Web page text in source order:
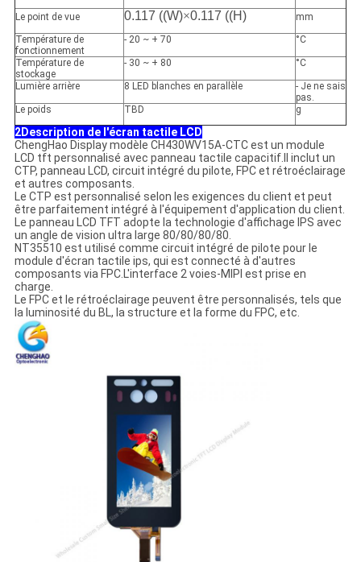
Le point de vue 0.117 ((W)×0.117 ((H)
mm
Température de
fonctionnement
- 20 ~ + 70 °C
Température de
stockage
- 30 ~ + 80 °C
Lumière arrière 8 LED blanches en parallèle
- Je ne sais
pas.
Le poids
TBD g
2Description de l'écran tactile LCD
ChengHao Display modèle CH430WV15A-CTC est un module
LCD tft personnalisé avec panneau tactile capacitif.Il inclut un
CTP, panneau LCD, circuit intégré du pilote, FPC et rétroéclairage
et autres composants.
Le CTP est personnalisé selon les exigences du client et peut
être parfaitement intégré à l'équipement d'application du client.
Le panneau LCD TFT adopte la technologie d'affichage IPS avec
un angle de vision ultra large 80/80/80/80.
NT35510 est utilisé comme circuit intégré de pilote pour le
module d'écran tactile ips, qui est connecté à d'autres
composants via FPC.L'interface 2 voies-MIPI est prise en
charge.
Le FPC et le rétroéclairage peuvent être personnalisés, tels que
la luminosité du BL, la structure et la forme du FPC, etc.